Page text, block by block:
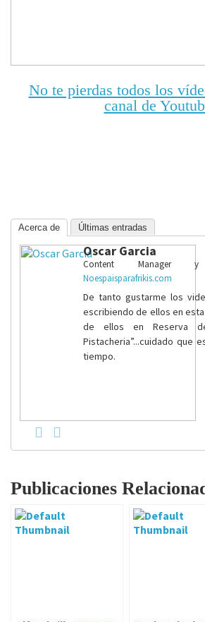
No te pierdas todos los
canal de
Acerca de Últimas entradas
Oscar Garcia
Content Manager y
Noespaisparafrikis.com
De tanto gustarme los
escribiendo de ellos en
de ellos en Reserva
Pistacheria”...cuidado que
tiempo.
Publicaciones